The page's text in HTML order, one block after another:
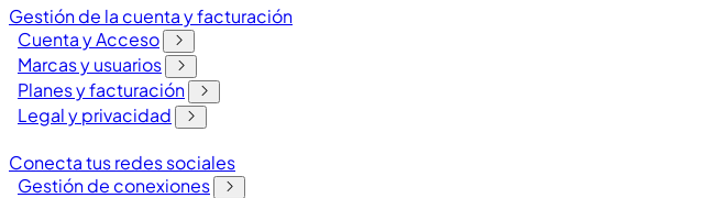
Gestión de la cuenta y facturación
Cuenta y Acceso
Marcas y usuarios
Planes y facturación
Legal y privacidad
Conecta tus redes sociales
Gestión de conexiones